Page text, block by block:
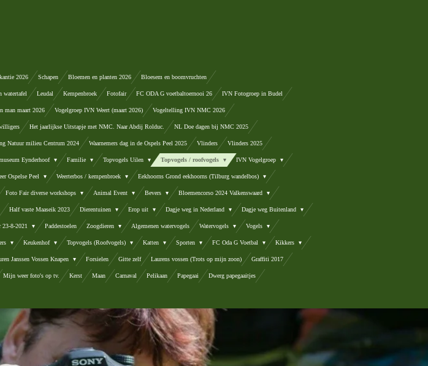
2026 Schapen Bloemen en planten 2026 Bloesem en boomvruchten
watertafel Leudal Kempenbroek Fotofair FC ODA G voetbaltoernooi 26 IVN Fotogroep in Budel
man maart 2026 Vogelgroep IVN Weert (maart 2026) Vogeltelling IVN NMC 2026
Het jaarlijkse Uitstapje met NMC. Naar Abdij Rolduc. NL Doe dagen bij NMC 2025
Natuur milieu Centrum 2024 Waarnemers dag in de Ospels Peel 2025 Vlinders Vlinders 2025
Eynderhoof Familie Topvogels Uilen Topvogels / roofvogels IVN Vogelgroep
Ospelse Peel Weerterbos / kempenbroek Eekhoorns Grond eekhoorns (Tilburg wandelbos)
Foto Fair diverse workshops Animal Event Bevers Bloemencorso 2024 Valkenswaard
Half vaste Maaseik 2023 Dierentuinen Erop uit Dagje weg in Nederland Dagje weg Buitenland
8-2021 Paddestoelen Zoogdieren Algemenen watervogels Watervogels Vogels
Keukenhof Topvogels (Roofvogels) Katten Sporten FC Oda G Voetbal Kikkers
Janssen Vossen Knapen Forsielen Gitte zelf Laurens vossen (Trots op mijn zoon) Graffiti 2017
Mijn weer foto's op tv. Kerst Maan Carnaval Pelikaan Papegaai Dwerg papegaaitjes